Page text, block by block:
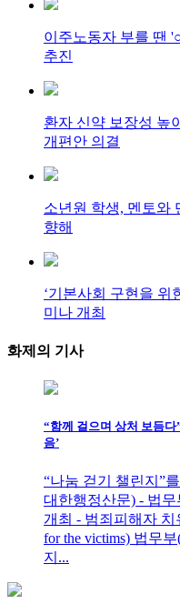
이주노동자 부를 땐
추진
환자 신약 보장성 높
개편안 의결
소년원 학생, 멘토와
향해
‘기본사회 구현을 위
미나 개최
화제의 기사
“함께 걸으며 상처 보듬다
음’
“나눔 걷기 챌린지”
대한행정산문) - 법무
개최 - 범죄피해자
for the victims) 법무
지...